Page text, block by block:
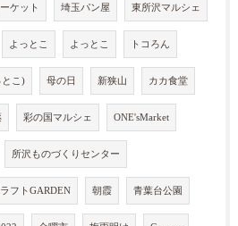
ケット 埼玉パン屋 東所沢マルシェ
よっとこ よっとこ トコろん
とこ) 母の日 新狭山 カカ食堂
彩の国マルシェ ONE'sMarket
所沢ものづくりセンター
フトGARDEN 朝霞 青葉台公園